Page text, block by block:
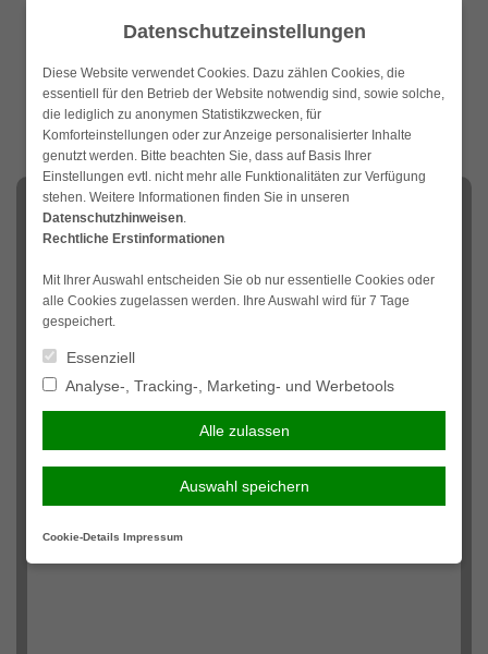
NAVIGATION
Eine Reise in ferne Länder ist für viele Menschen die
kann auf viele verschiedene Weisen das eigene
Wohlbefinden steigern. Zu einer guten Planung gehört
jedoch auch die Erwägung einer Reiseversicherung, die
ein größtmögliches Maß an Eventualitäten abdeckt.
Datenschutzeinstellungen
Diese Website verwendet Cookies. Dazu zählen Cookies, die
essentiell für den Betrieb der Website notwendig sind, sowie solche,
die lediglich zu anonymen Statistikzwecken, für
Komforteinstellungen oder zur Anzeige personalisierter Inhalte
genutzt werden. Bitte beachten Sie, dass auf Basis Ihrer
Einstellungen evtl. nicht mehr alle Funktionalitäten zur Verfügung
stehen. Weitere Informationen finden Sie in unseren
Datenschutzhinweisen.
Rechtliche Erstinformationen
Mit Ihrer Auswahl entscheiden Sie ob nur essentielle Cookies oder
alle Cookies zugelassen werden. Ihre Auswahl wird für 7 Tage
gespeichert.
Essenziell
Analyse-, Tracking-, Marketing- und Werbetools
Alle zulassen
Auswahl speichern
Cookie-Details Impressum